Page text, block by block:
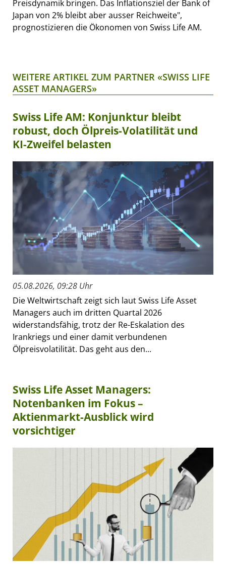
Preisdynamik bringen. Das Inflationsziel der Bank of
Japan von 2% bleibt aber ausser Reichweite",
prognostizieren die Ökonomen von Swiss Life AM.
WEITERE ARTIKEL ZUM PARTNER «SWISS LIFE
ASSET MANAGERS»
Swiss Life AM: Konjunktur bleibt
robust, doch Ölpreis-Volatilität und
KI-Zweifel belasten
05.08.2026, 09:28 Uhr
Die Weltwirtschaft zeigt sich laut Swiss Life Asset
Managers auch im dritten Quartal 2026
widerstandsfähig, trotz der Re-Eskalation des
Irankriegs und einer damit verbundenen
Ölpreisvolatilität. Das geht aus den...
Swiss Life Asset Managers:
Notenbanken im Fokus –
Aktienmarkt-Ausblick wird
vorsichtiger